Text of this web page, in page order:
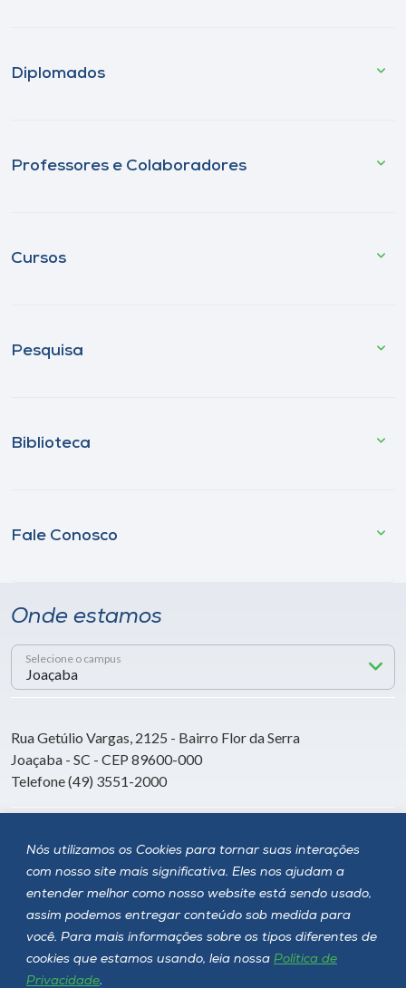
Nós utilizamos os Cookies para tornar suas interações
com nosso site mais significativa. Eles nos ajudam a
entender melhor como nosso website está sendo usado,
assim podemos entregar conteúdo sob medida para
você. Para mais informações sobre os tipos diferentes de
cookies que estamos usando, leia nossa Política de
Privacidade.
Diplomados
Professores e Colaboradores
Cursos
Pesquisa
Biblioteca
Fale Conosco
Onde estamos
Selecione o campus
Rua Getúlio Vargas, 2125 - Bairro Flor da Serra
Joaçaba - SC - CEP 89600-000
Telefone (49) 3551-2000
Siga a Unoesc